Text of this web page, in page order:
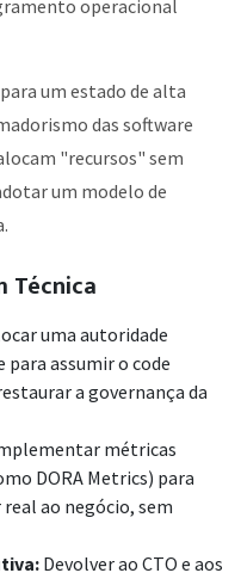
operacional
um estado de alta
das software
"recursos" sem
um modelo de
Técnica
uma autoridade
assumir o code
a governança da
métricas
DORA Metrics) para
ao negócio, sem
Devolver ao CTO e aos